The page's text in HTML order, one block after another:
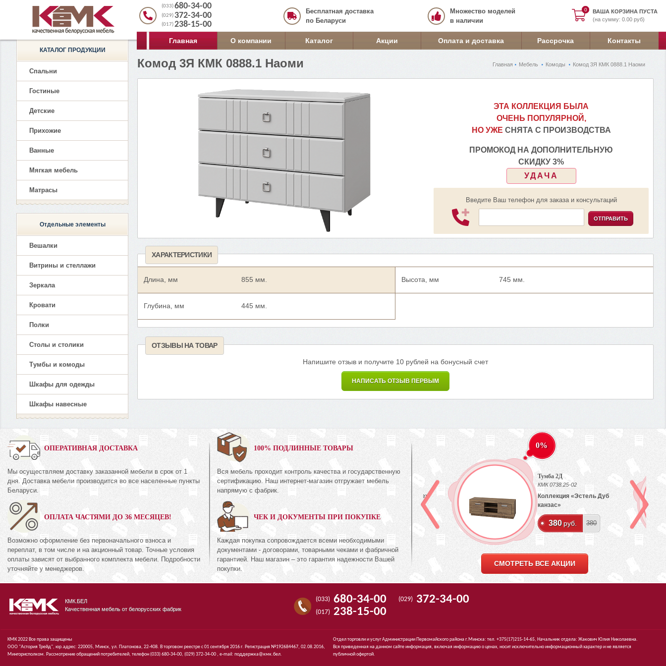
0
0
ВАША КОРЗИНА ПУСТА
(на сумму: 0.00 руб)
(033)680-34-00
(029) 372-34-00
(017)238-15-00
Бесплатная доставка
по Беларуси
Множество моделей
в наличии
Главная О компании Каталог Акции Оплата и доставка Рассрочка Контакты
Главная Мебель Комоды Комод 3Я КМК 0888.1 Наоми
Комод 3Я КМК 0888.1 Наоми
ЭТА КОЛЛЕКЦИЯ БЫЛА
ОЧЕНЬ ПОПУЛЯРНОЙ,
НО УЖЕ СНЯТА С ПРОИЗВОДСТВА
ПРОМОКОД НА ДОПОЛНИТЕЛЬНУЮ
СКИДКУ 3%
УДАЧА
Введите Ваш телефон для заказа и консультаций
ОТПРАВИТЬ
ХАРАКТЕРИСТИКИ
Длина, мм 855 мм.
Глубина, мм 445 мм.
Высота, мм 745 мм.
ОТЗЫВЫ НА ТОВАР
Напишите отзыв и получите 10 рублей на бонусный счет
НАПИСАТЬ ОТЗЫВ ПЕРВЫМ
КАТАЛОГ ПРОДУКЦИИ
Спальни
Гостиные
Детские
Прихожие
Ванные
Мягкая мебель
Матрасы
Отдельные элементы
Вешалки
Витрины и стеллажи
Зеркала
Кровати
Полки
Столы и столики
Тумбы и комоды
Шкафы для одежды
Шкафы навесные
ОПЕРАТИВНАЯ ДОСТАВКА
Мы осуществляем доставку заказанной мебели в срок от 1
дня. Доставка мебели производится во все населенные пункты
Беларуси.
ОПЛАТА ЧАСТЯМИ ДО 36 МЕСЯЦЕВ!
Возможно оформление без первоначального взноса и
переплат, в том числе и на акционный товар. Точные условия
оплаты зависят от выбранного комплекта мебели. Подробности
уточняйте у менеджеров.
100% ПОДЛИННЫЕ ТОВАРЫ
Вся мебель проходит контроль качества и государственную
сертификацию. Наш интернет-магазин отгружает мебель
напрямую с фабрик.
ЧЕК И ДОКУМЕНТЫ ПРИ ПОКУПКЕ
Каждая покупка сопровождается всеми необходимыми
документами - договорами, товарными чеками и фабричной
гарантией. Наш магазин – это гарантия надежности Вашей
покупки.
одежды
руб. 1 395
Комод 3Я
КМК 0738.10-02
Коллекция «Эстель Дуб
474
0%
Полка
КМК 0435.3
Коллекция «Амелия Орех
0%
Тумба 2Д
КМК 0738.25-02
Коллекция «Эстель Дуб
канзас»
380 руб. 380
СМОТРЕТЬ ВСЕ АКЦИИ
КМК.БЕЛ
Качественная мебель от белорусских фабрик
(033) 680-34-00 (029) 372-34-00
(017) 238-15-00
КМК 2022 Все права защищены
ООО "Астория Трейд", юр.адрес: 220005, Минск, ул. Платонова, 22-408. В торговом реестре с 01 сентября 2016 г. Регистрация №192684467, 02.08.2016,
Мингорисполком. Рассмотрение обращений потребителей, телефон(033)680-34-00, (029)372-34-00 , e-mail: поддержка@кмк.бел.
Отдел торговли и услуг Администрации Первомайского района г.Минска: тел. +375(17)215-14-65, Начальник отдела: Жакович Юлия Николаевна.
Вся приведенная на данном сайте информация, включая информацию о ценах, носит исключительно информационный характер и не является
публичной офертой.